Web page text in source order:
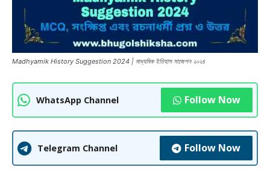
Madhyamik History Suggestion 2024 | মাধ্যমিক ইতিহাস সাজেশন ২০২৪
WhatsApp Channel Follow Now
Telegram Channel Follow Now